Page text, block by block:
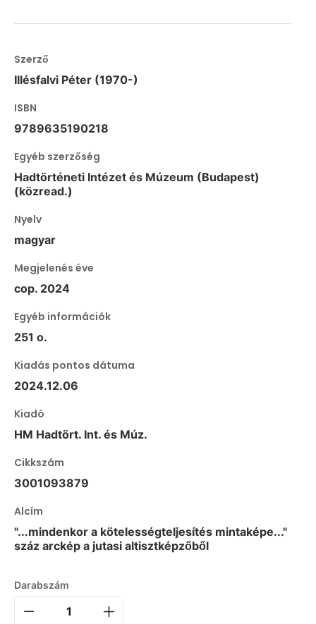
Szerző
Illésfalvi Péter (1970-)
ISBN
9789635190218
Egyéb szerzőség
Hadtörténeti Intézet és Múzeum (Budapest)
(közread.)
Nyelv
magyar
Megjelenés éve
cop. 2024
Egyéb információk
251 o.
Kiadás pontos dátuma
2024.12.06
Kiadó
HM Hadtört. Int. és Múz.
Cikkszám
3001093879
Alcím
"...mindenkor a kötelességteljesítés mintaképe..."
száz arckép a jutasi altisztképzőből
Darabszám